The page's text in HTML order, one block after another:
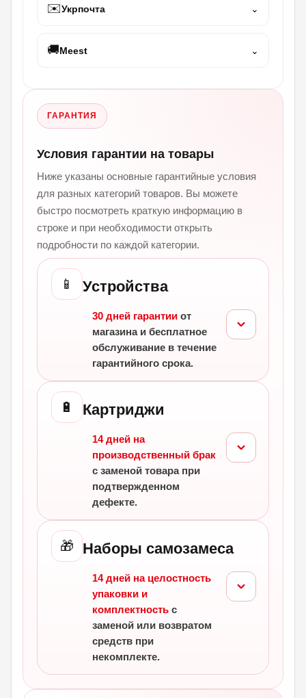
✉️Укрпочта ⌄
🚚Meest ⌄
ГАРАНТИЯ
Условия гарантии на товары
Ниже указаны основные гарантийные условия
для разных категорий товаров. Вы можете
быстро посмотреть краткую информацию в
строке и при необходимости открыть
подробности по каждой категории.
📱 Устройства
30 дней гарантии от
магазина и бесплатное
обслуживание в течение
гарантийного срока.
🔋 Картриджи
14 дней на
производственный брак
с заменой товара при
подтвержденном
дефекте.
🎁 Наборы самозамеса
14 дней на целостность
упаковки и
комплектность с
заменой или возвратом
средств при
некомплекте.